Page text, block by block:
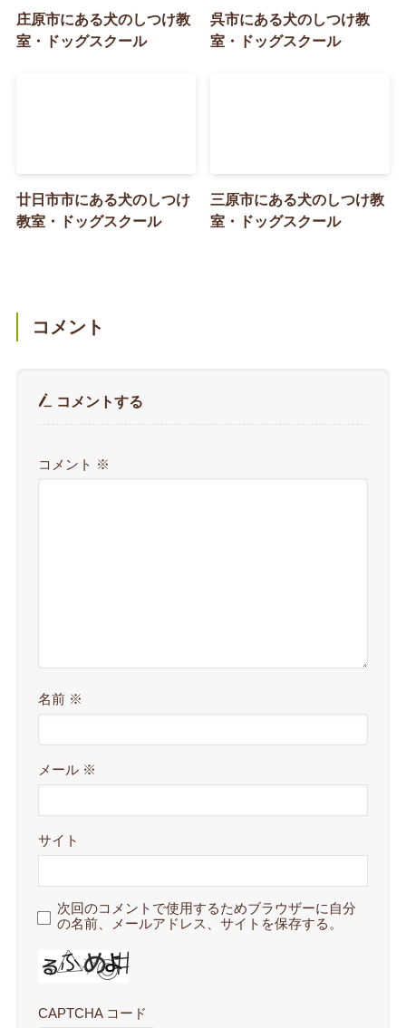
庄原市にある犬のしつけ教
室・ドッグスクール
呉市にある犬のしつけ教
室・ドッグスクール
廿日市市にある犬のしつけ
教室・ドッグスクール
三原市にある犬のしつけ教
室・ドッグスクール
コメント
コメントする
コメント ※
名前 ※
メール ※
サイト
次回のコメントで使用するためブラウザーに自分
の名前、メールアドレス、サイトを保存する。
CAPTCHA コード